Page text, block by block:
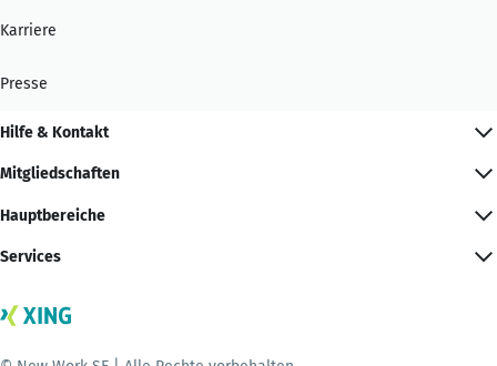
Karriere
Presse
Hilfe & Kontakt
Mitgliedschaften
Hauptbereiche
Services